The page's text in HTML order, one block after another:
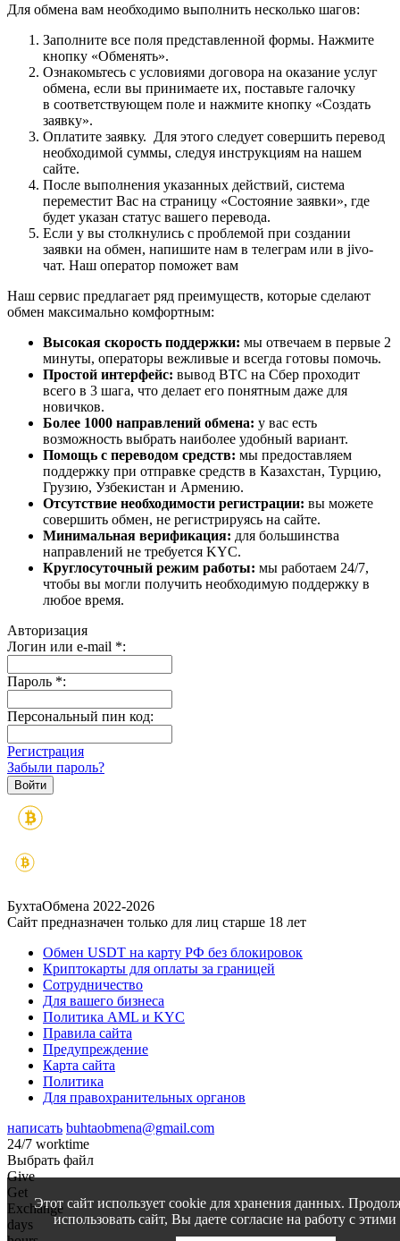
Для обмена вам необходимо выполнить несколько шагов:
Заполните все поля представленной формы. Нажмите
кнопку «Обменять».
Ознакомьтесь с условиями договора на оказание услуг
обмена, если вы принимаете их, поставьте галочку
в соответствующем поле и нажмите кнопку «Создать
заявку».
Оплатите заявку. Для этого следует совершить перевод
необходимой суммы, следуя инструкциям на нашем
сайте.
После выполнения указанных действий, система
переместит Вас на страницу «Состояние заявки», где
будет указан статус вашего перевода.
Если у вы столкнулись с проблемой при создании
заявки на обмен, напишите нам в телеграм или в jivo-
чат. Наш оператор поможет вам
Наш сервис предлагает ряд преимуществ, которые сделают
обмен максимально комфортным:
Высокая скорость поддержки: мы отвечаем в первые 2
минуты, операторы вежливые и всегда готовы помочь.
Простой интерфейс: вывод BTC на Сбер проходит
всего в 3 шага, что делает его понятным даже для
новичков.
Более 1000 направлений обмена: у вас есть
возможность выбрать наиболее удобный вариант.
Помощь с переводом средств: мы предоставляем
поддержку при отправке средств в Казахстан, Турцию,
Грузию, Узбекистан и Армению.
Отсутствие необходимости регистрации: вы можете
совершить обмен, не регистрируясь на сайте.
Минимальная верификация: для большинства
направлений не требуется KYC.
Круглосуточный режим работы: мы работаем 24/7,
чтобы вы могли получить необходимую поддержку в
любое время.
Авторизация
Логин или e-mail *:
Пароль *:
Персональный пин код:
Регистрация
Забыли пароль?
БухтаОбмена 2022-2026
Сайт предназначен только для лиц старше 18 лет
Обмен USDT на карту РФ без блокировок
Криптокарты для оплаты за границей
Сотрудничество
Для вашего бизнеса
Политика AML и KYC
Правила сайта
Предупреждение
Карта сайта
Политика
Для правохранительных органов
написать buhtaobmena@gmail.com
24/7 worktime
Выбрать файл
Give
Get
Exchange
days
Этот сайт использует cookie для хранения данных.
использовать сайт, Вы даете согласие на работу с этими